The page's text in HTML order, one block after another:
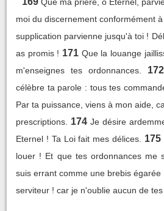
moi du discernement conformément
supplication parvienne jusqu'à toi !
as promis ! 171 Que la louange
m'enseignes tes ordonnances.
172
célèbre ta parole : tous tes
Par ta puissance, viens à mon aide,
prescriptions.
174 Je désire
Eternel ! Ta Loi fait mes délices.
175
louer ! Et que tes ordonnances me
suis errant comme une brebis
serviteur ! car je n'oublie aucun de